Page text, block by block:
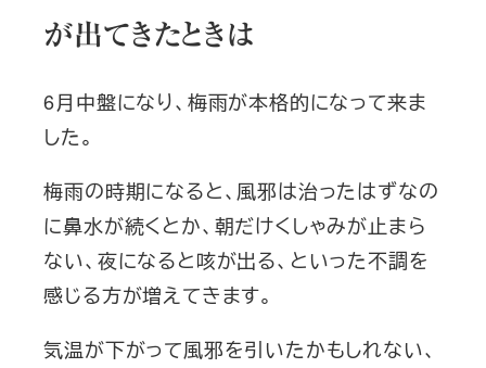
が出てきたときは
6月中盤になり、梅雨が本格的になって来ま
した。
梅雨の時期になると、風邪は治ったはずなの
に鼻水が続くとか、朝だけくしゃみが止まら
ない、夜になると咳が出る、といった不調を
感じる方が増えてきます。
気温が下がって風邪を引いたかもしれない、